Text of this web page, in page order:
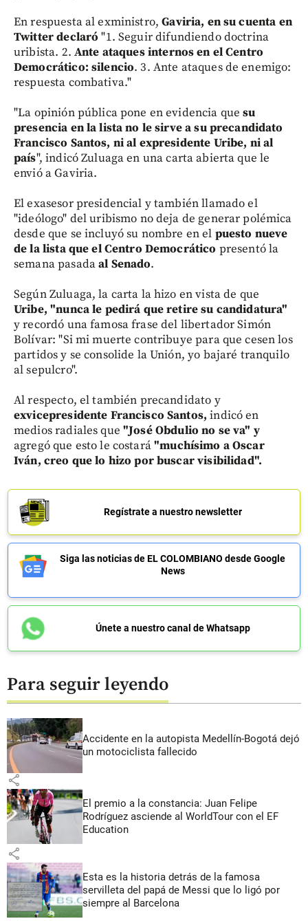
En respuesta al exministro,Gaviria, en su cuenta en
Twitter declaró "1. Seguir difundiendo doctrina
uribista. 2. Ante ataques internos en el Centro
Democrático: silencio. 3. Ante ataques de enemigo:
respuesta combativa."
"La opinión pública pone en evidencia quesu
presencia en la lista no le sirve a su precandidato
Francisco Santos, ni al expresidente Uribe, ni al
país", indicó Zuluaga en una carta abierta que le
envió a Gaviria.
El exasesor presidencial y también llamado el
"ideólogo" del uribismo no deja de generar polémica
desde que se incluyó su nombre en el puesto nueve
de la lista que el Centro Democrático presentó la
semana pasadaal Senado.
Según Zuluaga, la carta la hizo en vista de que
Uribe, "nunca le pedirá que retire su candidatura"
y recordó una famosa frase del libertador Simón
Bolívar: "Si mi muerte contribuye para que cesen los
partidos y se consolide la Unión, yo bajaré tranquilo
al sepulcro".
Al respecto, el también precandidato y
exvicepresidente Francisco Santos, indicó en
medios radiales que "José Obdulio no seva" y
agregó que esto le costará"muchísimo a Oscar
Iván, creo que lo hizo por buscar visibilidad".
Regístrate a nuestro newsletter
Siga las noticias de EL COLOMBIANO desde Google
News
Únete a nuestro canal de Whatsapp
Para seguir leyendo
Accidente en la autopista Medellín-Bogotá dejó
un motociclista fallecido
share
El premio a la constancia: Juan Felipe
Rodríguez asciende al WorldTour con el EF
Education
share
Esta es la historia detrás de la famosa
servilleta del papá de Messi que lo ligó por
siempre al Barcelona